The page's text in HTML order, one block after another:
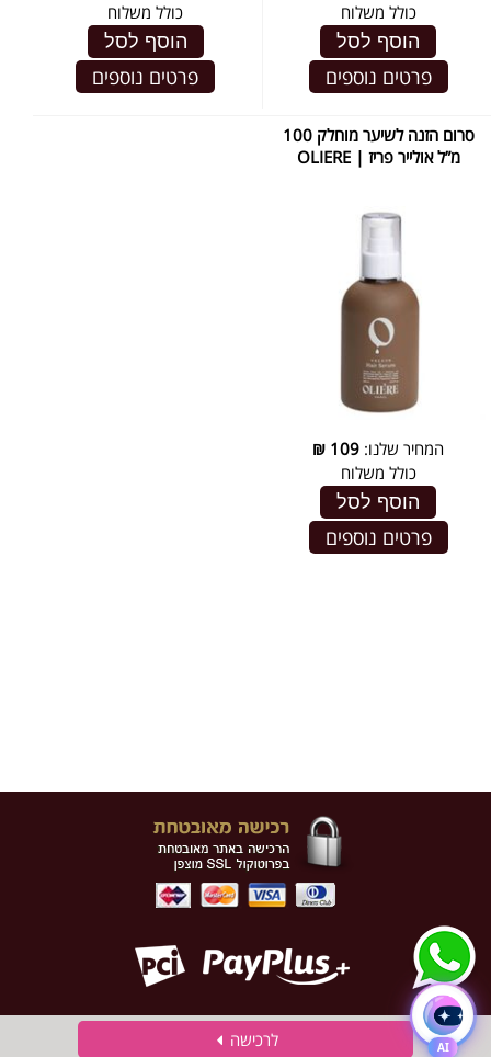
כולל משלוח
הוסף לסל
פרטים נוספים
כולל משלוח
הוסף לסל
פרטים נוספים
סרום הזנה לשיער מוחלק 100
מ”ל אולייר פריז | OLIERE
המחיר שלנו: 109
₪
כולל משלוח
הוסף לסל
פרטים נוספים
לרכישה